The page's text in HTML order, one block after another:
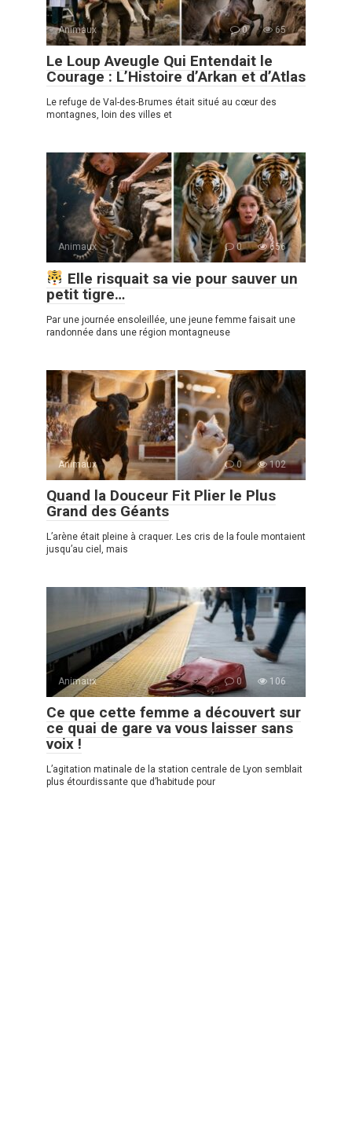
Animaux 0 65
Le Loup Aveugle Qui Entendait le
Courage : L’Histoire d’Arkan et d’Atlas
Le refuge de Val-des-Brumes était situé au cœur des
montagnes, loin des villes et
Animaux 0 656
Elle risquait sa vie pour sauver un
petit tigre…
Par une journée ensoleillée, une jeune femme faisait une
randonnée dans une région montagneuse
Animaux 0 102
Quand la Douceur Fit Plier le Plus
Grand des Géants
L’arène était pleine à craquer. Les cris de la foule montaient
jusqu’au ciel, mais
Animaux 0 106
Ce que cette femme a découvert sur
ce quai de gare va vous laisser sans
voix !
L’agitation matinale de la station centrale de Lyon semblait
plus étourdissante que d’habitude pour